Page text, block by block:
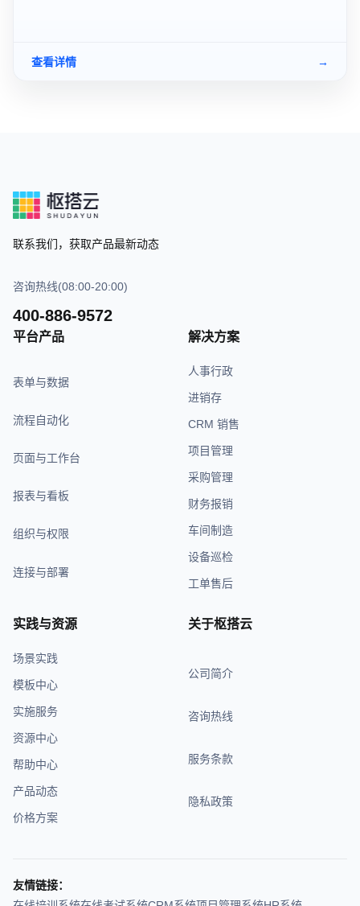
查看详情 →
联系我们，获取产品最新动态
咨询热线(08:00-20:00)
400-886-9572
平台产品
表单与数据
流程自动化
页面与工作台
报表与看板
组织与权限
连接与部署
解决方案
人事行政
进销存
CRM 销售
项目管理
采购管理
财务报销
车间制造
设备巡检
工单售后
实践与资源
场景实践
模板中心
实施服务
资源中心
帮助中心
产品动态
价格方案
关于枢搭云
公司简介
咨询热线
服务条款
隐私政策
友情链接：